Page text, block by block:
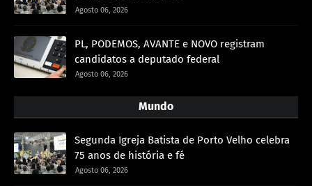
Agosto 06, 2026
PL, PODEMOS, AVANTE e NOVO registram
candidatos a deputado federal
Agosto 06, 2026
Mundo
Segunda Igreja Batista de Porto Velho celebra
75 anos de história e fé
Agosto 06, 2026